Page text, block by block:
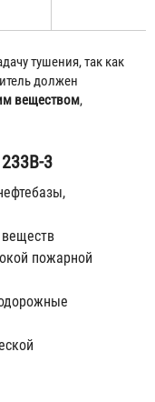
тушения, так как
должен
веществом,
3
пожарной